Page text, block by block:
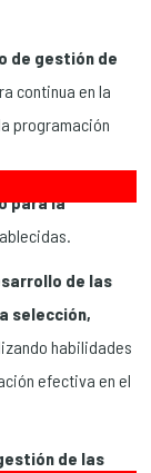
de gestión de
continua en la
programación
para la
de las
selección,
habilidades
efectiva en el
de las